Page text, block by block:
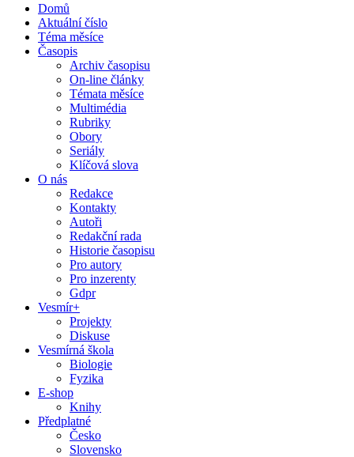
Domů
Aktuální číslo
Téma měsíce
Časopis
Archiv časopisu
On-line články
Témata měsíce
Multimédia
Rubriky
Obory
Seriály
Klíčová slova
O nás
Redakce
Kontakty
Autoři
Redakční rada
Historie časopisu
Pro autory
Pro inzerenty
Gdpr
Vesmír+
Projekty
Diskuse
Vesmírná škola
Biologie
Fyzika
E-shop
Knihy
Předplatné
Česko
Slovensko